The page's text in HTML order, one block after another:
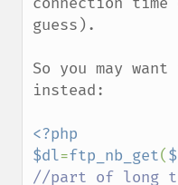
guess).
So you may
instead:
<?php
$dl=ftp_nb_get(